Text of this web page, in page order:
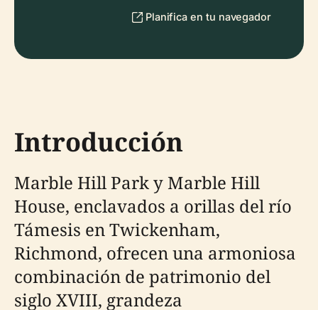
Planifica en tu navegador
Introducción
Marble Hill Park y Marble Hill
House, enclavados a orillas del río
Támesis en Twickenham,
Richmond, ofrecen una armoniosa
combinación de patrimonio del
siglo XVIII, grandeza